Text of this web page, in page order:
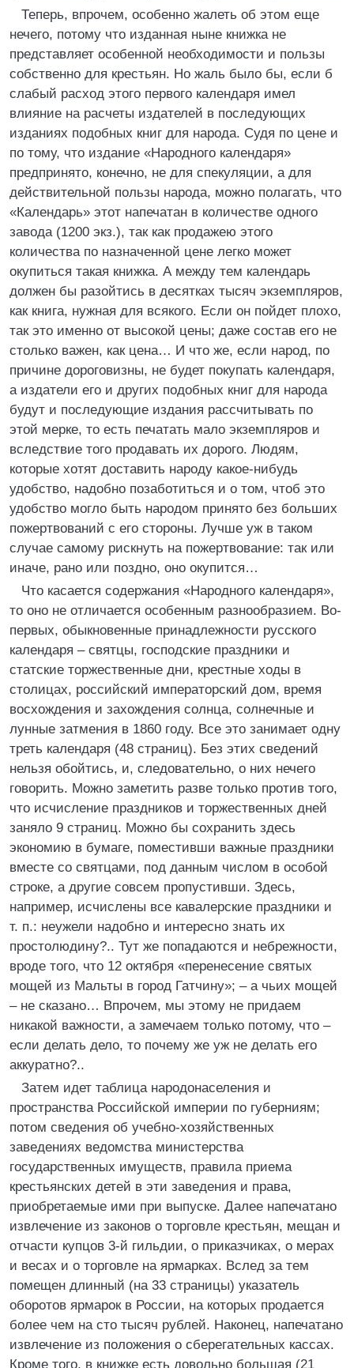
Теперь, впрочем, особенно жалеть об этом еще
нечего, потому что изданная ныне книжка не
представляет особенной необходимости и пользы
собственно для крестьян. Но жаль было бы, если б
слабый расход этого первого календаря имел
влияние на расчеты издателей в последующих
изданиях подобных книг для народа. Судя по цене и
по тому, что издание «Народного календаря»
предпринято, конечно, не для спекуляции, а для
действительной пользы народа, можно полагать, что
«Календарь» этот напечатан в количестве одного
завода (1200 экз.), так как продажею этого
количества по назначенной цене легко может
окупиться такая книжка. А между тем календарь
должен бы разойтись в десятках тысяч экземпляров,
как книга, нужная для всякого. Если он пойдет плохо,
так это именно от высокой цены; даже состав его не
столько важен, как цена… И что же, если народ, по
причине дороговизны, не будет покупать календаря,
а издатели его и других подобных книг для народа
будут и последующие издания рассчитывать по
этой мерке, то есть печатать мало экземпляров и
вследствие того продавать их дорого. Людям,
которые хотят доставить народу какое-нибудь
удобство, надобно позаботиться и о том, чтоб это
удобство могло быть народом принято без больших
пожертвований с его стороны. Лучше уж в таком
случае самому рискнуть на пожертвование: так или
иначе, рано или поздно, оно окупится…
Что касается содержания «Народного календаря»,
то оно не отличается особенным разнообразием. Во-
первых, обыкновенные принадлежности русского
календаря – святцы, господские праздники и
статские торжественные дни, крестные ходы в
столицах, российский императорский дом, время
восхождения и захождения солнца, солнечные и
лунные затмения в 1860 году. Все это занимает одну
треть календаря (48 страниц). Без этих сведений
нельзя обойтись, и, следовательно, о них нечего
говорить. Можно заметить разве только против того,
что исчисление праздников и торжественных дней
заняло 9 страниц. Можно бы сохранить здесь
экономию в бумаге, поместивши важные праздники
вместе со святцами, под данным числом в особой
строке, а другие совсем пропустивши. Здесь,
например, исчислены все кавалерские праздники и
т. п.: неужели надобно и интересно знать их
простолюдину?.. Тут же попадаются и небрежности,
вроде того, что 12 октября «перенесение святых
мощей из Мальты в город Гатчину»; – а чьих мощей
– не сказано… Впрочем, мы этому не придаем
никакой важности, а замечаем только потому, что –
если делать дело, то почему же уж не делать его
аккуратно?..
Затем идет таблица народонаселения и
пространства Российской империи по губерниям;
потом сведения об учебно-хозяйственных
заведениях ведомства министерства
государственных имуществ, правила приема
крестьянских детей в эти заведения и права,
приобретаемые ими при выпуске. Далее напечатано
извлечение из законов о торговле крестьян, мещан и
отчасти купцов 3-й гильдии, о приказчиках, о мерах
и весах и о торговле на ярмарках. Вслед за тем
помещен длинный (на 33 страницы) указатель
оборотов ярмарок в России, на которых продается
более чем на сто тысяч рублей. Наконец, напечатано
извлечение из положения о сберегательных кассах.
Кроме того, в книжке есть довольно большая (21